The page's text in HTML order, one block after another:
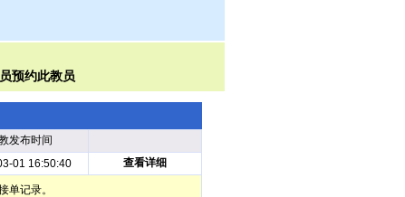
发布时间
01 16:50:40 查看详细
记录。